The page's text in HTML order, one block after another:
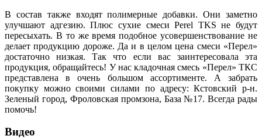
В состав также входят полимерные добавки. Они заметно
улучшают адгезию. Плюс сухие смеси Perel TKS не будут
пересыхать. В то же время подобное усовершенствование не
делает продукцию дороже. Да и в целом цена смеси «Перел»
достаточно низкая. Так что если вас заинтересовала эта
продукция, обращайтесь! У нас кладочная смесь «Перел» ТКС
представлена в очень большом ассортименте. А забрать
покупку можно своими силами по адресу: Кстовский р-н.
Зеленый город, Фроловская промзона, База №17. Всегда рады
помочь!
Видео